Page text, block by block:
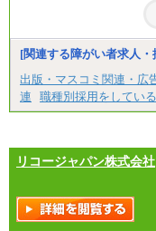
[関連する障がい者求人
出版・マスコミ関連・広
連
職種別採用をしてい
リコージャパン株式会社